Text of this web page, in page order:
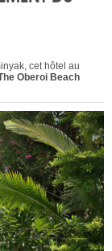
cet hôtel au
Oberoi Beach